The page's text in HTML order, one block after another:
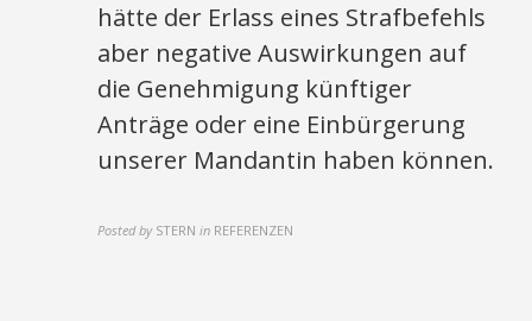
hätte der Erlass eines Strafbefehls
aber negative Auswirkungen auf
die Genehmigung künftiger
Anträge oder eine Einbürgerung
unserer Mandantin haben können.
Posted by STERN in REFERENZEN